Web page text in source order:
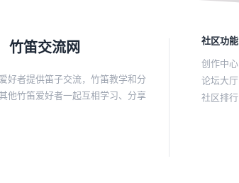
竹笛交流网
好者提供笛子交流，竹笛教学和分
他竹笛爱好者一起互相学习、分享
社区功能
创作中心
论坛大厅
社区排行